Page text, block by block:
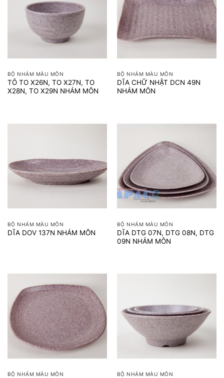
BỘ NHÁM MÀU MÔN
TÔ TO X26N, TO X27N, TO
X28N, TO X29N NHÁM MÔN
BỘ NHÁM MÀU MÔN
DĨA CHỮ NHẬT DCN 49N
NHÁM MÔN
BỘ NHÁM MÀU MÔN
DĨA DOV 137N NHÁM MÔN
BỘ NHÁM MÀU MÔN
DĨA DTG 07N, DTG 08N, DTG
09N NHÁM MÔN
BỘ NHÁM MÀU MÔN BỘ NHÁM MÀU MÔN